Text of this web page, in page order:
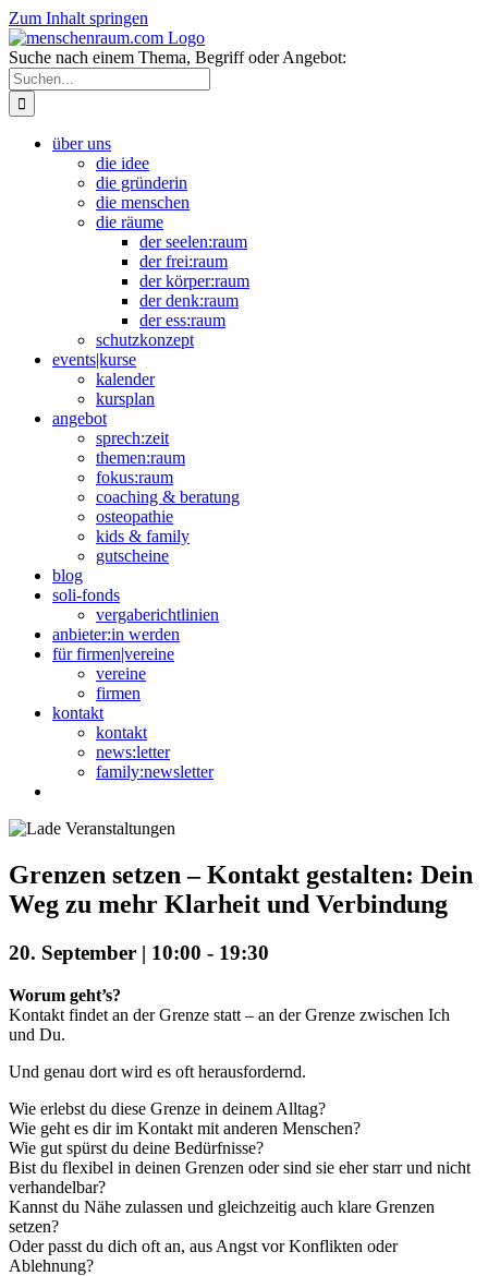
Zum Inhalt springen
Suche nach einem Thema, Begriff oder Angebot:
über uns
die idee
die gründerin
die menschen
die räume
der seelen:raum
der frei:raum
der körper:raum
der denk:raum
der ess:raum
schutzkonzept
events|kurse
kalender
kursplan
angebot
sprech:zeit
themen:raum
fokus:raum
coaching & beratung
osteopathie
kids & family
gutscheine
blog
soli-fonds
vergaberichtlinien
anbieter:in werden
für firmen|vereine
vereine
firmen
kontakt
kontakt
news:letter
family:newsletter
Grenzen setzen – Kontakt gestalten: Dein
Weg zu mehr Klarheit und Verbindung
20. September | 10:00 - 19:30
Worum geht’s?
Kontakt findet an der Grenze statt – an der Grenze zwischen Ich
und Du.
Und genau dort wird es oft herausfordernd.
Wie erlebst du diese Grenze in deinem Alltag?
Wie geht es dir im Kontakt mit anderen Menschen?
Wie gut spürst du deine Bedürfnisse?
Bist du flexibel in deinen Grenzen oder sind sie eher starr und nicht
verhandelbar?
Kannst du Nähe zulassen und gleichzeitig auch klare Grenzen
setzen?
Oder passt du dich oft an, aus Angst vor Konflikten oder
Ablehnung?